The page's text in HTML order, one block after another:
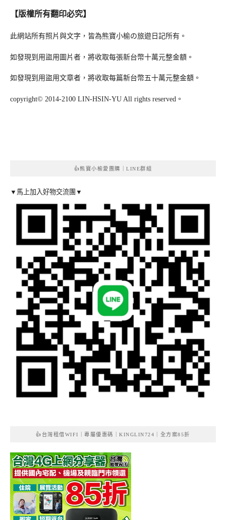
【版權所有翻印必究】
此網站所有照片與文字，皆為熊寶小榆の旅遊日記所有。
如發現到用盜用圖片者，將收取每張新台幣十萬元整金額。
如發現到用盜用文章者，將收取每篇新台幣五十萬元整金額。
copyright© 2014-2100 LIN-HSIN-YU All rights reserved。
👍熊寶小榆愛團購｜LINE群組
▼馬上加入好物交流團▼
👍台灣租借WIFI｜專屬優惠碼｜KINGLIN724｜全方案85折